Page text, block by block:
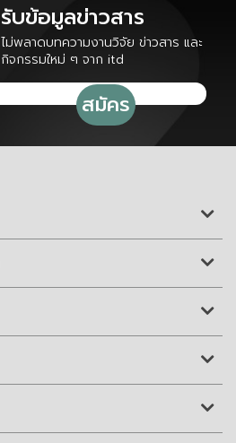
รับข้อมูลข่าวสาร
ไม่พลาดบทความงานวิจัย ข่าวสาร และ
กิจกรรมใหม่ ๆ จาก itd